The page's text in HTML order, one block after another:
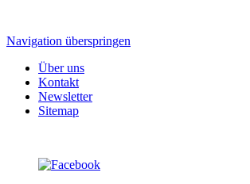
Navigation überspringen
Über uns
Kontakt
Newsletter
Sitemap